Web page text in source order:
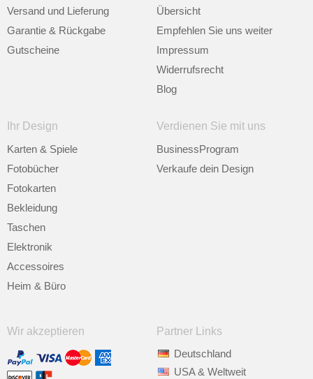
Versand und Lieferung
Garantie & Rückgabe
Gutscheine
Übersicht
Empfehlen Sie uns weiter
Impressum
Widerrufsrecht
Blog
Ihr Design
Karten & Spiele
Fotobücher
Fotokarten
Bekleidung
Taschen
Elektronik
Accessoires
Heim & Büro
Verdienen Sie mit uns
BusinessProgram
Verkaufe dein Design
Wir akzeptieren
Partner Links
Deutschland
USA & Weltweit